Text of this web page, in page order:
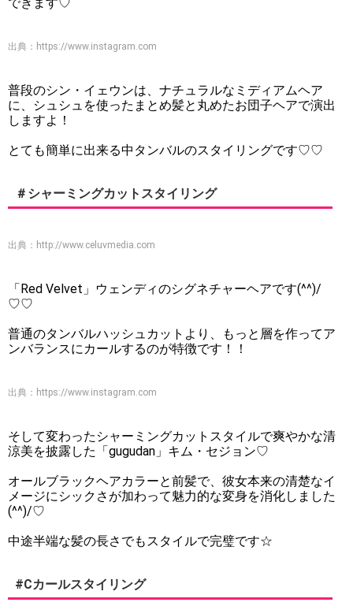
出典： https://www.instagram.com
普段のシン・イェウンは、ナチュラルなミディアムヘア
に、シュシュを使ったまとめ髪と丸めたお団子ヘアで演出
しますよ！
とても簡単に出来る中タンバルのスタイリングです♡♡
＃シャーミングカットスタイリング
出典： http://www.celuvmedia.com
「Red Velvet」ウェンディのシグネチャーヘアです(^^)/
♡♡
普通のタンバルハッシュカットより、もっと層を作ってア
ンバランスにカールするのが特徴です！！
出典： https://www.instagram.com
そして変わったシャーミングカットスタイルで爽やかな清
涼美を披露した「gugudan」キム・セジョン♡
オールブラックヘアカラーと前髪で、彼女本来の清楚なイ
メージにシックさが加わって魅力的な変身を消化しました
(^^)/♡
中途半端な髪の長さでもスタイルで完璧です☆
#Cカールスタイリング